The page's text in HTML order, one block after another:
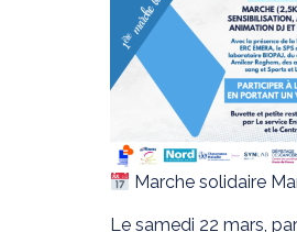
Marche solidaire
Le samedi 22 mars,